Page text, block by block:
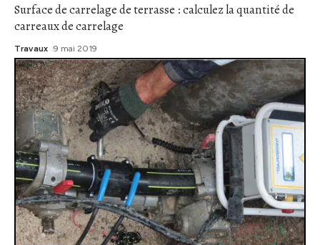
Surface de carrelage de terrasse : calculez la quantité de
carreaux de carrelage
Travaux 9 mai 2019